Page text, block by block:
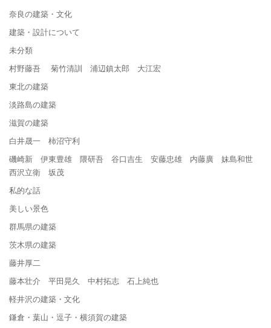
奈良の建築・文化
建築・設計について
未分類
村野藤吾 菊竹清訓 浦辺鎮太郎 大江宏
東北の建築
淡路島の建築
滋賀の建築
白井晟一 柿沼守利
磯崎新 伊東豊雄 隈研吾 谷口吉生 安藤忠雄 内藤廣 妹島和世
西沢立衛 坂茂
私的な話
美しい景色
群馬県の建築
茨木県の建築
藤井厚二
藤本壮介 平田晃久 中村拓志 石上純也
軽井沢の建築・文化
鎌倉・葉山・逗子・横須賀の建築